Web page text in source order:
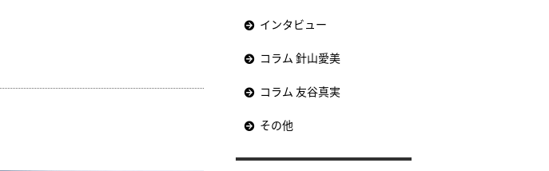
インタビュー
コラム 針山愛美
コラム 友谷真実
その他